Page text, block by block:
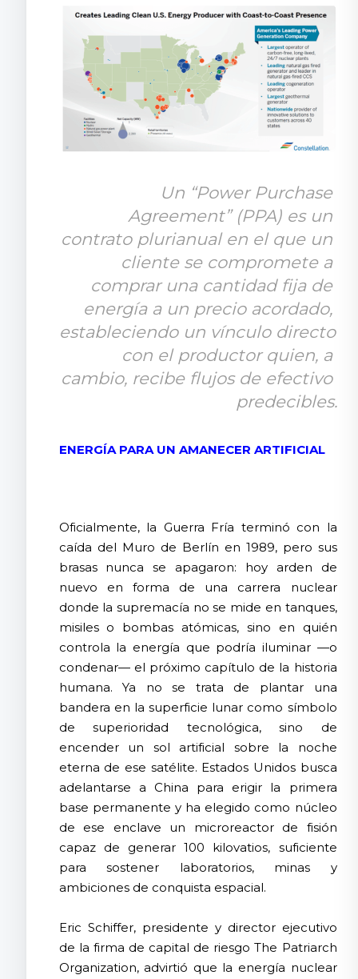
Un “Power Purchase
Agreement” (PPA) es un
contrato plurianual en el que un
cliente se compromete a
comprar una cantidad fija de
energía a un precio acordado,
estableciendo un vínculo directo
con el productor quien, a
cambio, recibe flujos de efectivo
predecibles.
ENERGÍA PARA UN AMANECER ARTIFICIAL
Oficialmente, la Guerra Fría terminó con la
caída del Muro de Berlín en 1989, pero sus
brasas nunca se apagaron: hoy arden de
nuevo en forma de una carrera nuclear
donde la supremacía no se mide en tanques,
misiles o bombas atómicas, sino en quién
controla la energía que podría iluminar —o
condenar— el próximo capítulo de la historia
humana. Ya no se trata de plantar una
bandera en la superficie lunar como símbolo
de superioridad tecnológica, sino de
encender un sol artificial sobre la noche
eterna de ese satélite. Estados Unidos busca
adelantarse a China para erigir la primera
base permanente y ha elegido como núcleo
de ese enclave un microreactor de fisión
capaz de generar 100 kilovatios, suficiente
para sostener laboratorios, minas y
ambiciones de conquista espacial.
Eric Schiffer, presidente y director ejecutivo
de la firma de capital de riesgo The Patriarch
Organization, advirtió que la energía nuclear